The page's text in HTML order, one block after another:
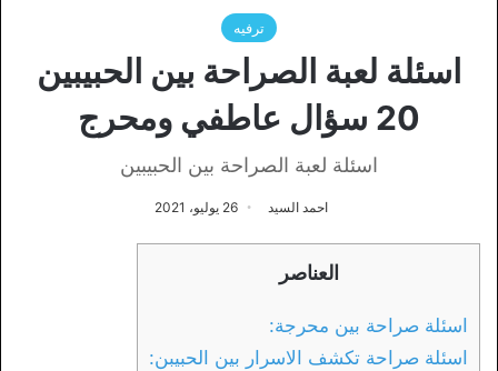
ترفيه
اسئلة لعبة الصراحة بين الحبيبين
20 سؤال عاطفي ومحرج
اسئلة لعبة الصراحة بين الحبيبين
احمد السيد 26 يوليو، 2021
العناصر
اسئلة صراحة بين محرجة:
اسئلة صراحة تكشف الاسرار بين الحبيبن: